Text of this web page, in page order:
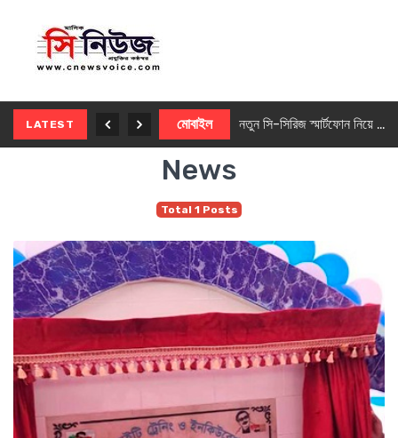
LATEST মোবাইল নতুন সি-সিরিজ স্মার্টফোন নিয়ে আসছে রিয়েলমি
News
Total 1 Posts